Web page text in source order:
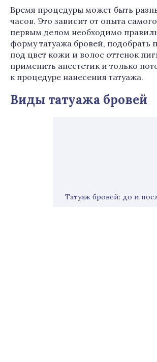
Время процедуры может быть
часов. Это зависит от опыта
первым делом необходимо
форму татуажа бровей, подобрать
под цвет кожи и волос оттенок
применить анестетик и только
к процедуре нанесения татуажа.
Виды татуажа бровей
Татуаж бровей: до и